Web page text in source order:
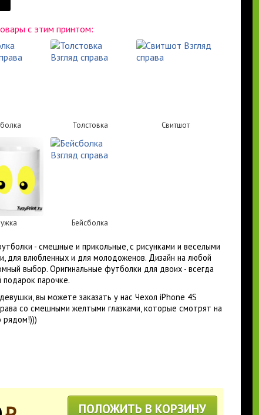
с этим принтом:
Толстовка Свитшот
Бейсболка
- смешные и прикольные, с рисунками и веселыми
для влюбленных и для молодоженов. Дизайн на любой
выбор. Оригинальные футболки для двоих - всегда
парочке.
вы можете заказать у нас Чехол iPhone 4S
со смешными желтыми глазками, которые смотрят на
рядом!)))
ПОЛОЖИТЬ В КОРЗИНУ